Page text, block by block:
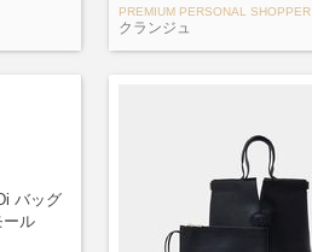
PREMIUM PERSONAL SHOPPER
クランジュ